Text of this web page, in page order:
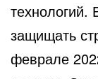
технологий.
защищать
феврале